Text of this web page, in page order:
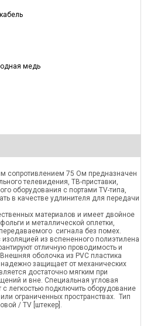
медь
сопротивлением 75 Ом предназначен
телевидения, ТВ-приставки,
оборудования с портами TV-типа,
в качестве удлинителя для передачи
материалов и имеет двойное
и металлической оплетки,
сигнала без помех.
из вспененного полиэтилена
отличную проводимость и
оболочка из PVC пластика
защищает от механических
достаточно мягким при
и вне. Специальная угловая
с легкостью подключить оборудование
ограниченных пространствах. Тип
/ TV [штекер].